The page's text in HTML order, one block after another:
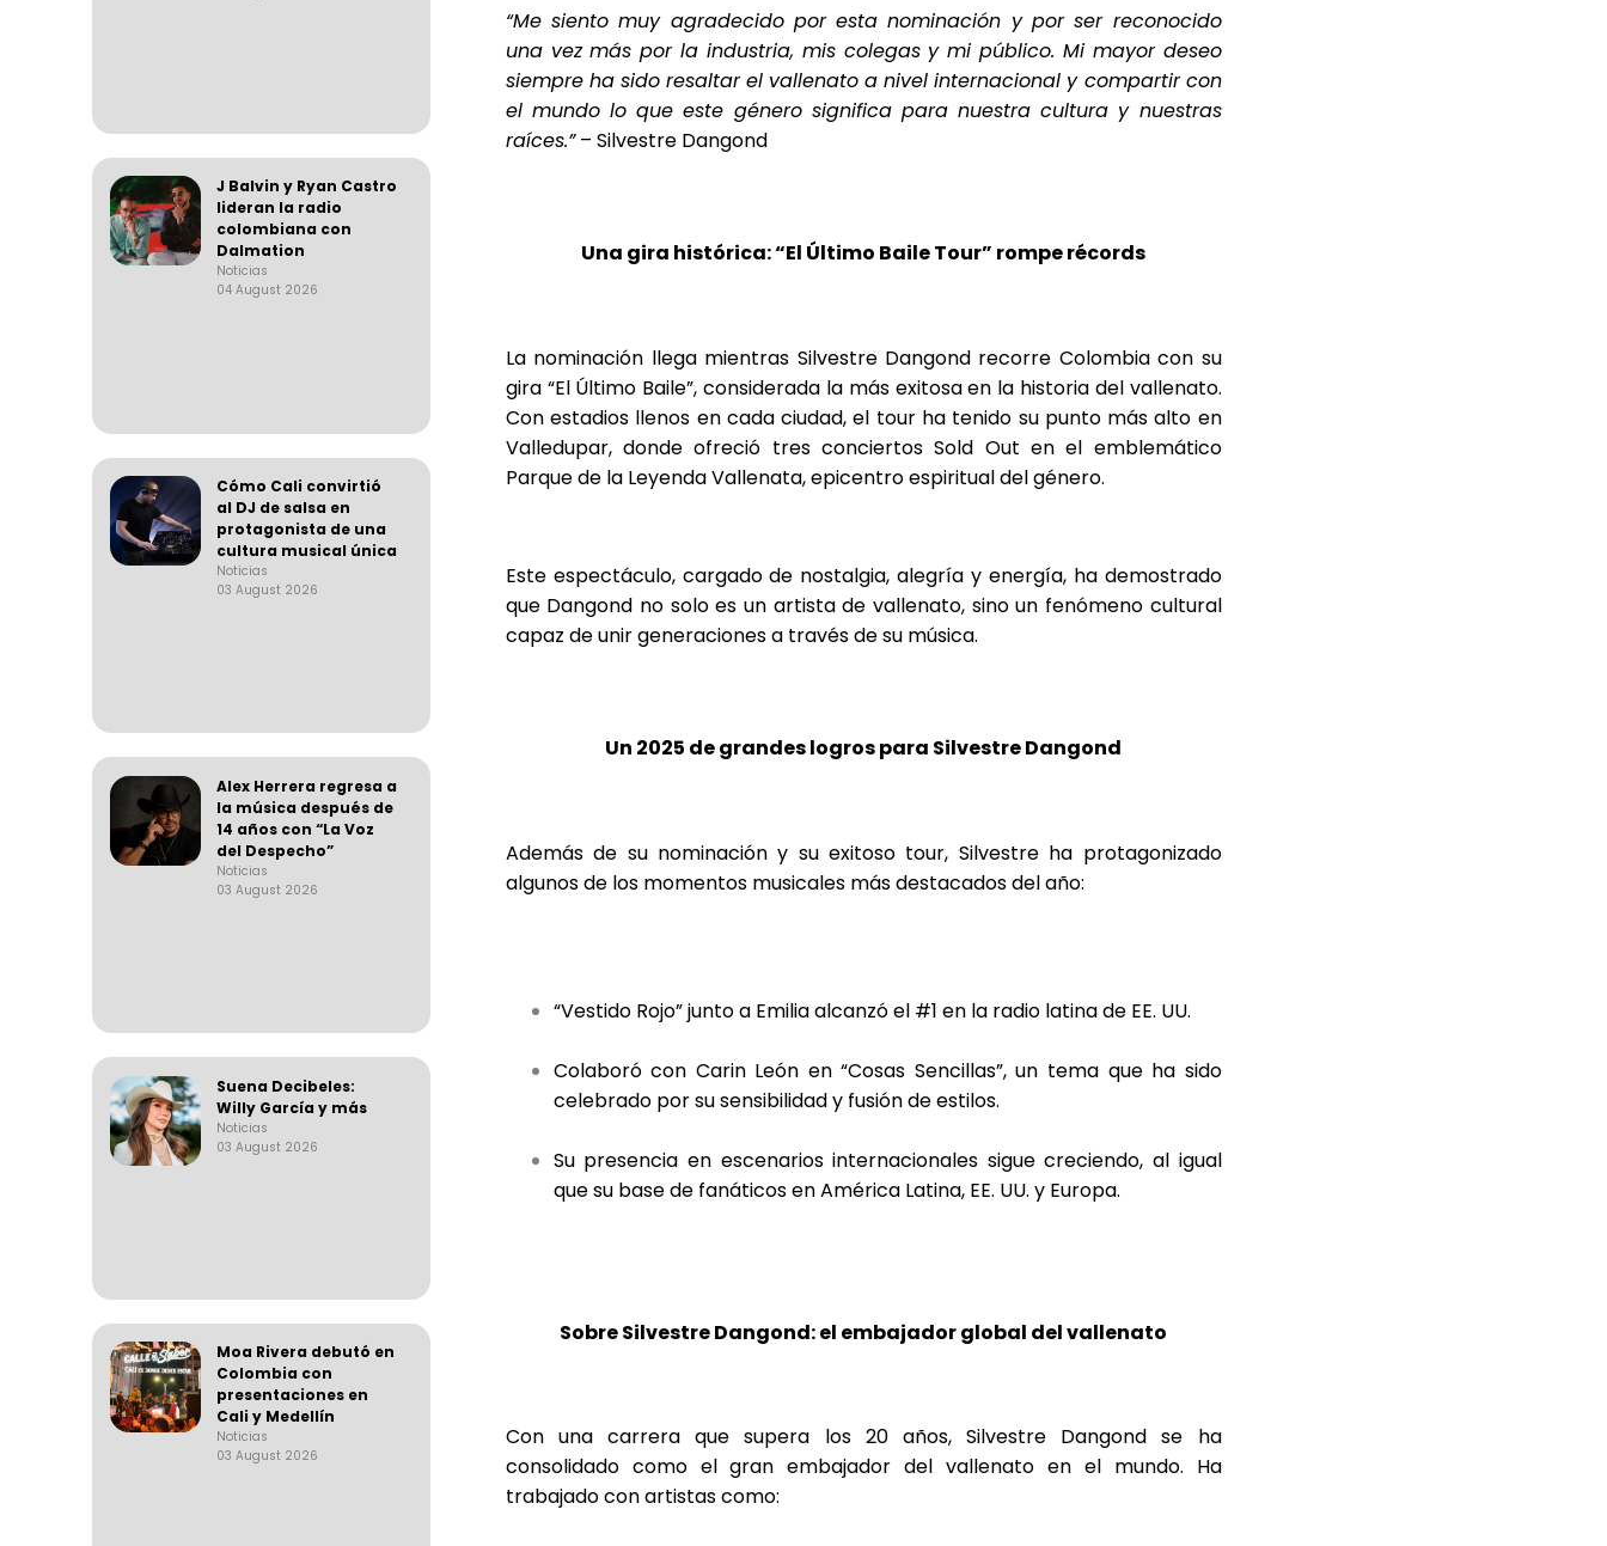
J Balvin y Ryan Castro
lideran la radio
colombiana con
Dalmation
Noticias
04 August 2026
Cómo Cali convirtió
al DJ de salsa en
protagonista de una
cultura musical única
Noticias
03 August 2026
Alex Herrera regresa a
la música después de
14 años con “La Voz
del Despecho”
Noticias
03 August 2026
Suena Decibeles:
Willy García y más
Noticias
03 August 2026
Moa Rivera debutó en
Colombia con
presentaciones en
Cali y Medellín
Noticias
03 August 2026
“Me siento muy agradecido por esta nominación y por ser reconocido
una vez más por la industria, mis colegas y mi público. Mi mayor deseo
siempre ha sido resaltar el vallenato a nivel internacional y compartir con
el mundo lo que este género significa para nuestra cultura y nuestras
raíces.”– Silvestre Dangond
Una gira histórica: “El Último Baile Tour” rompe récords
La nominación llega mientras Silvestre Dangond recorre Colombia con su
gira “El Último Baile”, considerada la más exitosa en la historia del vallenato.
Con estadios llenos en cada ciudad, el tour ha tenido su punto más alto en
Valledupar, donde ofreció tres conciertos Sold Out en el emblemático
Parque de la Leyenda Vallenata, epicentro espiritual del género.
Este espectáculo, cargado de nostalgia, alegría y energía, ha demostrado
que Dangond no solo es un artista de vallenato, sino un fenómeno cultural
capaz de unir generaciones a través de su música.
Un 2025 de grandes logros para Silvestre Dangond
Además de su nominación y su exitoso tour, Silvestre ha protagonizado
algunos de los momentos musicales más destacados del año:
“Vestido Rojo” junto a Emilia alcanzó el #1 en la radio latina de EE. UU.
Colaboró con Carin León en “Cosas Sencillas”, un tema que ha sido
celebrado por su sensibilidad y fusión de estilos.
Su presencia en escenarios internacionales sigue creciendo, al igual
que su base de fanáticos en América Latina, EE. UU. y Europa.
Sobre Silvestre Dangond: el embajador global del vallenato
Con una carrera que supera los 20 años, Silvestre Dangond se ha
consolidado como el gran embajador del vallenato en el mundo. Ha
trabajado con artistas como: